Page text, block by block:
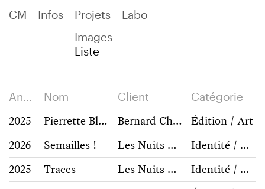
CM Infos
Projets
Images
Liste
Labo
Année Nom Client Catégorie
2025 Pierrette Bloch Bernard Chauveau / Mamc
Édition / Art
2026
Semailles ! Les Nuits Vertes
Identité / Communication
2025
Traces Les Nuits Vertes
Identité / Communication